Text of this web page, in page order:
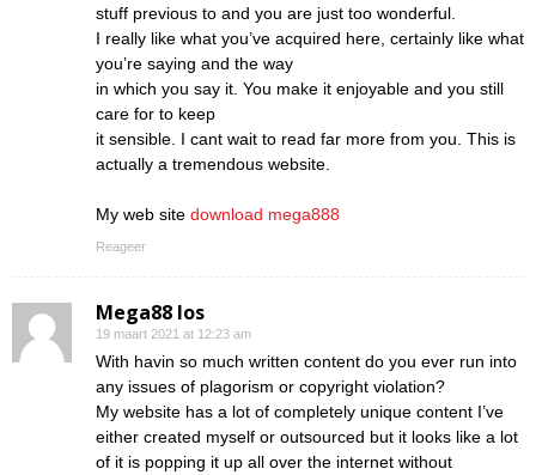
stuff previous to and you are just too wonderful.
I really like what you’ve acquired here, certainly like what
you’re saying and the way
in which you say it. You make it enjoyable and you still
care for to keep
it sensible. I cant wait to read far more from you. This is
actually a tremendous website.
My web site download mega888
Reageer
Mega88 Ios
19 maart 2021 at 12:23 am
With havin so much written content do you ever run into
any issues of plagorism or copyright violation?
My website has a lot of completely unique content I’ve
either created myself or outsourced but it looks like a lot
of it is popping it up all over the internet without